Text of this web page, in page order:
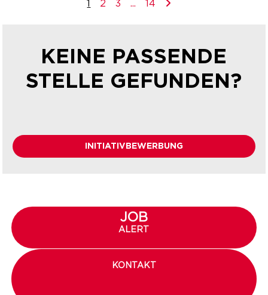
1 2 3 ... 14
KEINE PASSENDE
STELLE GEFUNDEN?
INITIATIVBEWERBUNG
JOB
ALERT
KONTAKT